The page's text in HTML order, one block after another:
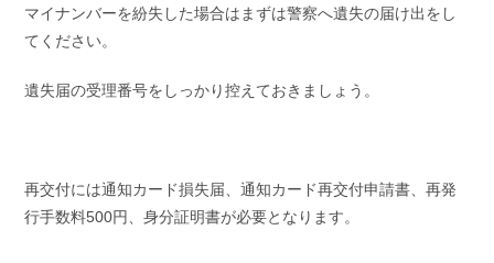
マイナンバーを紛失した場合はまずは警察へ遺失の届け出をし
てください。
遺失届の受理番号をしっかり控えておきましょう。
再交付には通知カード損失届、通知カード再交付申請書、再発
行手数料500円、身分証明書が必要となります。